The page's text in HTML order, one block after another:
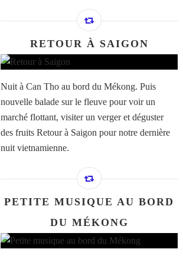
RETOUR À SAIGON
Nuit à Can Tho au bord du Mékong. Puis
nouvelle balade sur le fleuve pour voir un
marché flottant, visiter un verger et déguster
des fruits Retour à Saigon pour notre dernière
nuit vietnamienne.
PETITE MUSIQUE AU BORD
DU MÉKONG